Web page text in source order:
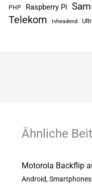
PHP Raspberry Pi
Telekom tvheadend
Ähnliche
Motorola Backflip
Android,Smartphones